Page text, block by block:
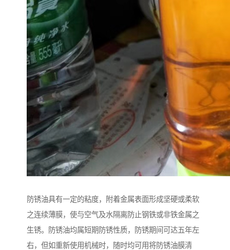
防锈油具有一定的粘度，附着金属表面形成坚硬或柔软
之连续薄膜，使与空气及水隔离防止钢铁或非铁金属之
生锈。防锈油均属短期防锈性质，防锈期间可达五年左
右，但如重新使用机械时，随时均可用将防锈油膜清